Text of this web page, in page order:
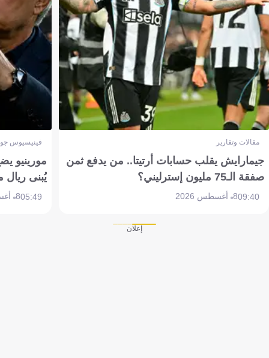
مقالات وتقارير
جيمارايش يقلب حسابات أرتيتا.. من يدفع ثمن
صفقة الـ75 مليون إسترليني؟
09:408 أغسطس 2026
فينيسيوس
مورينيو
يُبنى ريال
05:498 أغسطس 2026
إعلان